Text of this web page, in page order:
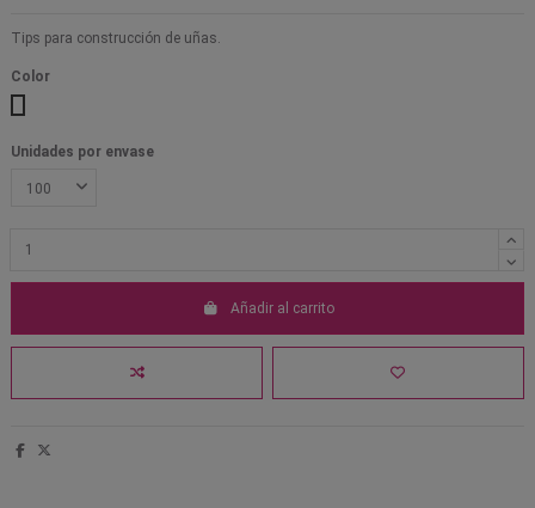
Tips para construcción de uñas.
Color
Unidades por envase
Añadir al carrito